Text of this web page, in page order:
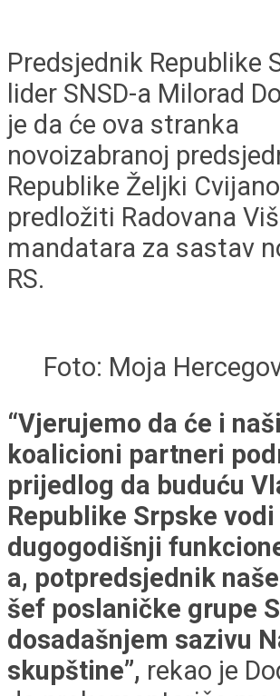
Predsjednik Republike
lider SNSD-a Milorad
je da će ova stranka
novoizabranoj
Republike Željki
predložiti Radovana
mandatara za sastav
RS.
Foto: Moja
“Vjerujemo da će i naši
koalicioni partneri
prijedlog da buduću
Republike Srpske vodi
dugogodišnji
a, potpredsjednik
šef poslaničke grupe
dosadašnjem sazivu
skupštine”, rekao je